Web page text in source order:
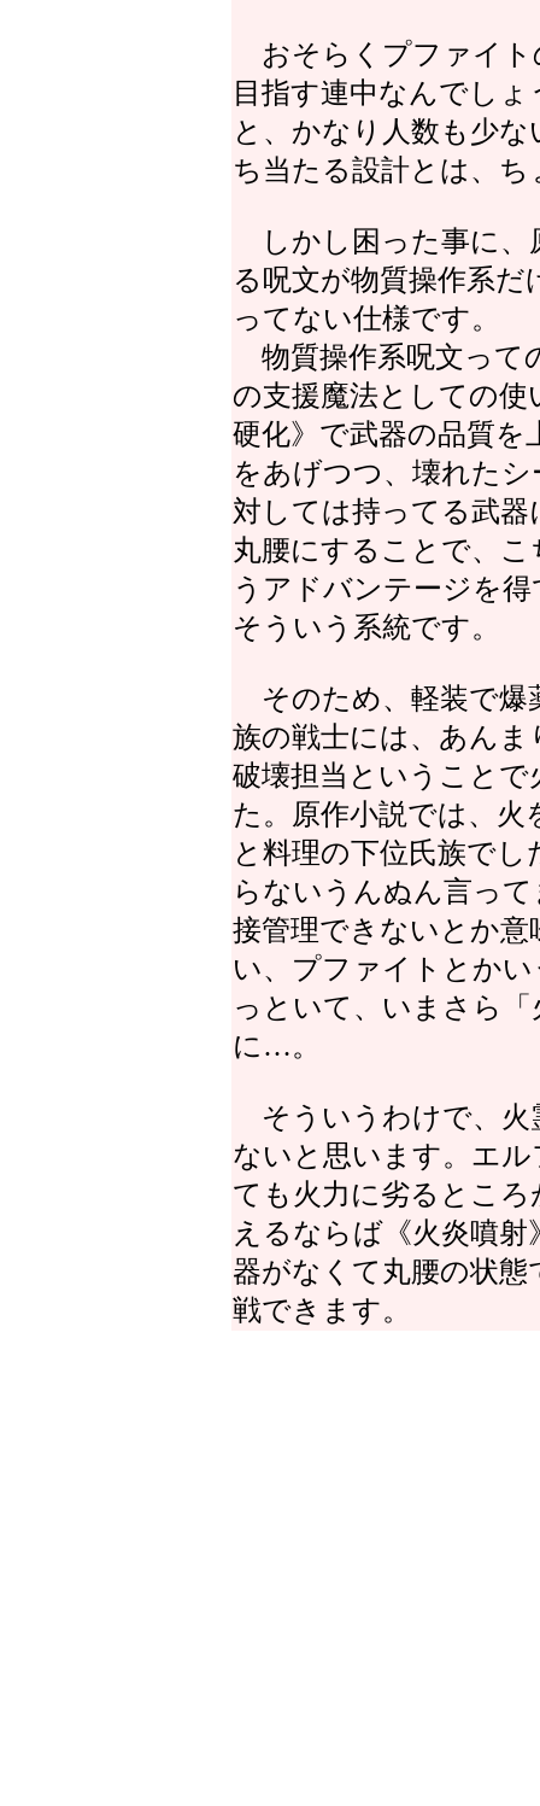
おそらくプファイト
目指す連中なんでしょ
と、かなり人数も少
ち当たる設計とは、
しかし困った事に、
る呪文が物質操作系
ってない仕様です。
物質操作系呪文って
の支援魔法としての
硬化》で武器の品質を
をあげつつ、壊れた
対しては持ってる武
丸腰にすることで、
うアドバンテージを
そういう系統です。
そのため、軽装で爆
族の戦士には、あん
破壊担当ということ
た。原作小説では、
と料理の下位氏族で
らないうんぬん言っ
接管理できないとか
い、プファイトとか
っといて、いまさら
に…。
そういうわけで、火
ないと思います。エ
ても火力に劣るとこ
えるならば《火炎噴
器がなくて丸腰の状
戦できます。